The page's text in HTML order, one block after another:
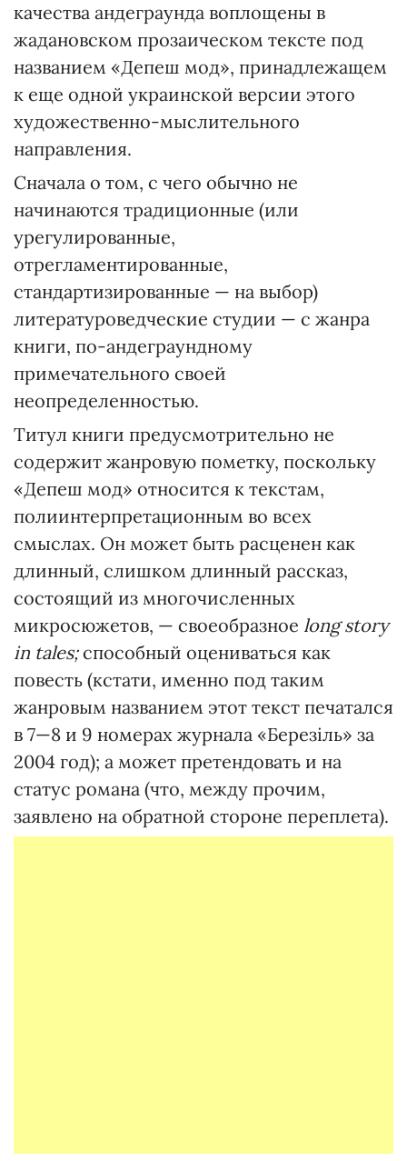
качества андеграунда воплощены в
жадановском прозаическом тексте под
названием «Депеш мод», принадлежащем
к еще одной украинской версии этого
художественно-мыслительного
направления.
Сначала о том, с чего обычно не
начинаются традиционные (или
урегулированные,
отрегламентированные,
стандартизированные — на выбор)
литературоведческие студии — с жанра
книги, по-андеграундному
примечательного своей
неопределенностью.
Титул книги предусмотрительно не
содержит жанровую пометку, поскольку
«Депеш мод» относится к текстам,
полиинтерпретационным во всех
смыслах. Он может быть расценен как
длинный, слишком длинный рассказ,
состоящий из многочисленных
микросюжетов, — своеобразное long story
in tales;способный оцениваться как
повесть (кстати, именно под таким
жанровым названием этот текст печатался
в 7—8 и 9 номерах журнала «Березіль» за
2004 год); а может претендовать и на
статус романа (что, между прочим,
заявлено на обратной стороне переплета).